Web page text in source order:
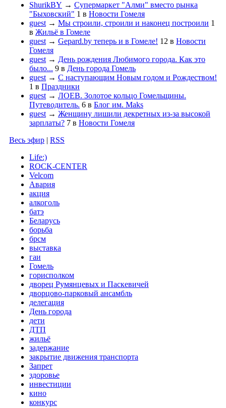
ShurikBY → Супермаркет "Алми" вместо рынка
"Быховский" 1 в Новости Гомеля
guest → Мы строили, строили и наконец построили 1
в Жильё в Гомеле
guest → Gepard.by теперь и в Гомеле! 12 в Новости
Гомеля
guest → День рождения Любимого города. Как это
было... 9 в День города Гомель
guest → С наступающим Новым годом и Рождеством!
1 в Праздники
guest → ЛОЕВ. Золотое кольцо Гомельщины.
Путеводитель. 6 в Блог им. Maks
guest → Женщину лишили декретных из-за высокой
зарплаты? 7 в Новости Гомеля
Весь эфир | RSS
Life:)
ROCK-CENTER
Velcom
Авария
акция
алкоголь
батэ
Беларусь
борьба
брсм
выставка
гаи
Гомель
горисполком
дворец Румянцевых и Паскевичей
дворцово-парковый ансамбль
делегация
День города
дети
ДТП
жильё
задержание
закрытие движения транспорта
Запрет
здоровье
инвестиции
кино
конкурс